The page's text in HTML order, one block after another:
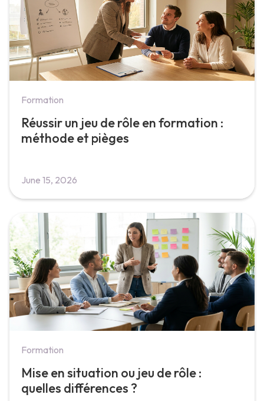
Formation
Réussir un jeu de rôle en formation :
méthode et pièges
June 15, 2026
Formation
Mise en situation ou jeu de rôle :
quelles différences ?